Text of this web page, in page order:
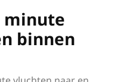
minute
binnen